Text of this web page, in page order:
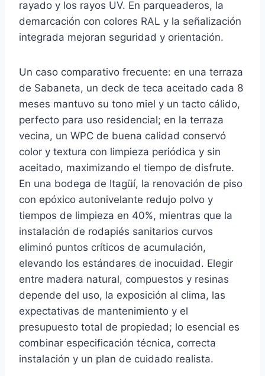
rayado y los rayos UV. En parqueaderos, la
demarcación con colores RAL y la señalización
integrada mejoran seguridad y orientación.
Un caso comparativo frecuente: en una terraza
de Sabaneta, un deck de teca aceitado cada 8
meses mantuvo su tono miel y un tacto cálido,
perfecto para uso residencial; en la terraza
vecina, un WPC de buena calidad conservó
color y textura con limpieza periódica y sin
aceitado, maximizando el tiempo de disfrute.
En una bodega de Itagüí, la renovación de piso
con epóxico autonivelante redujo polvo y
tiempos de limpieza en 40%, mientras que la
instalación de rodapiés sanitarios curvos
eliminó puntos críticos de acumulación,
elevando los estándares de inocuidad. Elegir
entre madera natural, compuestos y resinas
depende del uso, la exposición al clima, las
expectativas de mantenimiento y el
presupuesto total de propiedad; lo esencial es
combinar especificación técnica, correcta
instalación y un plan de cuidado realista.